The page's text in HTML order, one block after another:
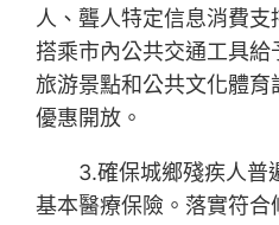
人、聾人特定信息消費
搭乘市內公共交通工具給
旅游景點和公共文化體
優惠開放。
3.確保城鄉殘疾人普
基本醫療保險。落實符